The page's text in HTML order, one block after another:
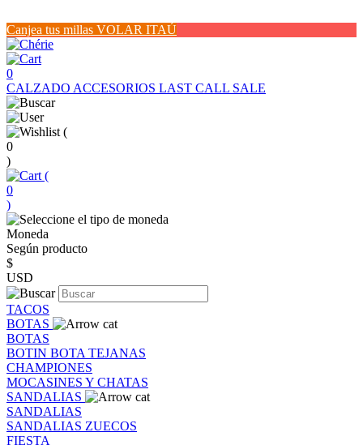
Canjea tus millas VOLAR ITAÚ
0
CALZADO ACCESORIOS LAST CALL SALE
(
0
)
(
0
)
Moneda
Según producto
$
USD
TACOS
BOTAS
BOTAS
BOTIN BOTA TEJANAS
CHAMPIONES
MOCASINES Y CHATAS
SANDALIAS
SANDALIAS
SANDALIAS ZUECOS
FIESTA